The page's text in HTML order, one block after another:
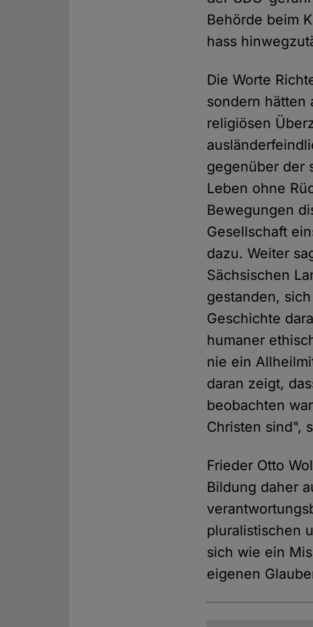
Behörde beim
hass
Die Worte
sondern hätten
religiösen
gegenüber der
Leben ohne
Bewegungen
Gesellschaft
dazu. Weiter
Sächsischen
gestanden,
Geschichte
humaner
nie ein
daran zeigt,
beobachten
Christen sind",
Frieder Otto
Bildung daher
pluralistischen
sich wie ein
eigenen